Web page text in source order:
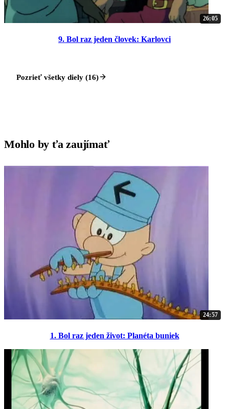
26:05
9. Bol raz jeden človek: Karlovci
Pozrieť všetky diely (16)
Mohlo by ťa zaujímať
24:57
1. Bol raz jeden život: Planéta buniek